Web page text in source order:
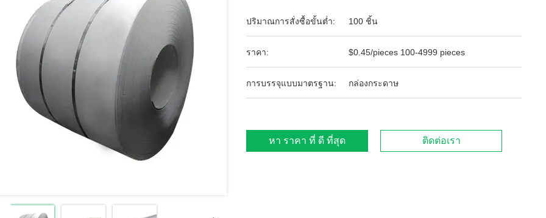
ปริมาณการสั่งซื้อขั้นต่ำ: 100 ชิ้น
ราคา: $0.45/pieces 100-4999 pieces
การบรรจุแบบมาตรฐาน: กล่องกระดาษ
หา ราคา ที่ ดี ที่สุด ติดต่อเรา